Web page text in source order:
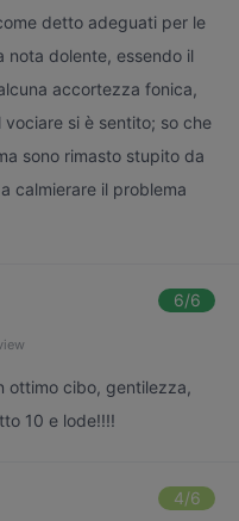
detto adeguati per le
nota dolente, essendo il
accortezza fonica,
si è sentito; so che
sono rimasto stupito da
calmierare il problema
6/6
ottimo cibo, gentilezza,
10 e lode!!!!
4/6